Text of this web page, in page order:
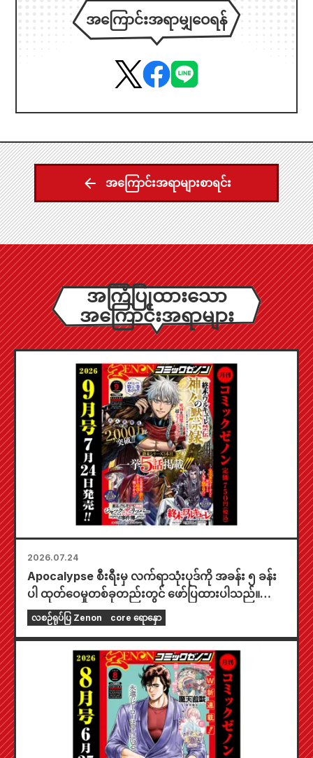
အကြောင်းအရာမျှဝေရန်
အကြောင်းအရာများစာရင်း
အကြံပြုထားသော
အကြောင်းအရာများ
2026.07.24
Apocalypse စီးရီးမှ လက်ရာသုံးပုဒ်ကို အခန်း ၅ ခန်း
ပါ ထုတ်ဝေမှုတစ်ခုတည်းတွင် ဖော်ပြထားပါသည်။
"၂၀၂၆ ခုနှစ် စက်တင်ဘာလထုတ် Monthly Comic
Zenon" ကို ဇူလိုင်လ ၂၄ ရက်နေ့တွင် ရောင်းချပေးပါ
မည်။
လစဉ်ရုပ်ပြ Zenon core ရောနှော